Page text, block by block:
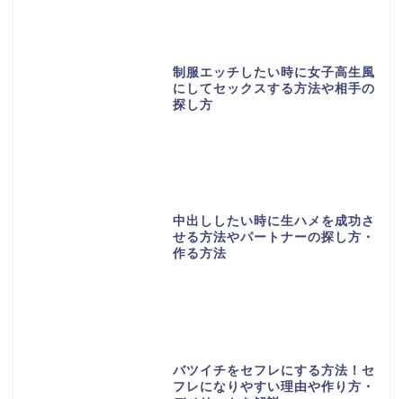
制服エッチしたい時に女子高生風
にしてセックスする方法や相手の
探し方
中出ししたい時に生ハメを成功さ
せる方法やパートナーの探し方・
作る方法
バツイチをセフレにする方法！セ
フレになりやすい理由や作り方・